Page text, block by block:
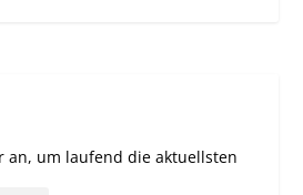
an, um laufend die aktuellsten